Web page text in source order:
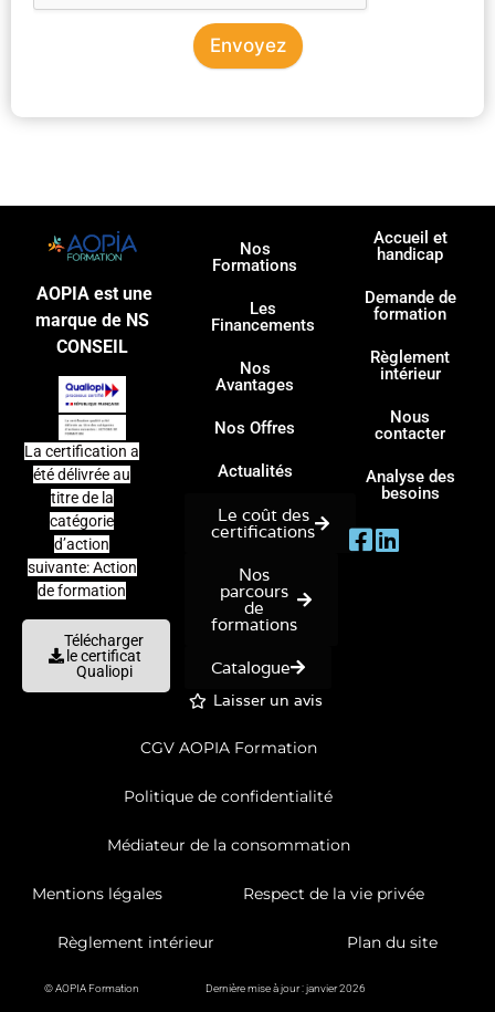
Envoyez
AOPIA est une
marque de NS
CONSEIL
La certification a
été délivrée au
titre de la
catégorie
d’action
suivante: Action
de formation
Télécharger
le certificat
Qualiopi
Nos
Formations
Les
Financements
Nos
Avantages
Nos Offres
Actualités
Le coût des
certifications
Nos
parcours
de
formations
Catalogue
Laisser un avis
Accueil et
handicap
Demande de
formation
Règlement
intérieur
Nous
contacter
Analyse des
besoins
CGV AOPIA Formation
Politique de confidentialité
Médiateur de la consommation
Mentions légales Respect de la vie privée
Règlement intérieur Plan du site
© AOPIA Formation Dernière mise à jour : janvier 2026